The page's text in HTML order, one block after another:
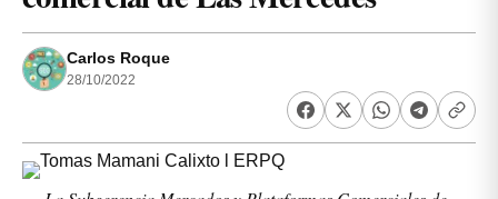
Carlos Roque
28/10/2022